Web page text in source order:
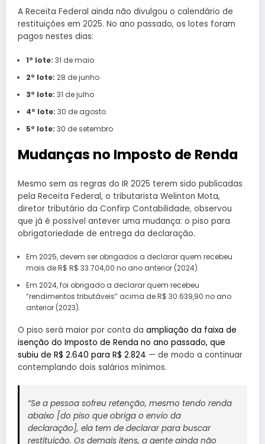
A Receita Federal ainda não divulgou o calendário de
restituições em 2025. No ano passado, os lotes foram
pagos nestes dias:
1º lote: 31 de maio
2º lote: 28 de junho
3º lote: 31 de julho
4º lote: 30 de agosto
5º lote: 30 de setembro
Mudanças no Imposto de Renda
Mesmo sem as regras do IR 2025 terem sido publicadas
pela Receita Federal, o tributarista Welinton Mota,
diretor tributário da Confirp Contabilidade, observou
que já é possível antever uma mudança: o piso para
obrigatoriedade de entrega da declaração.
Em 2025, devem ser obrigados a declarar quem recebeu
mais de R$ R$ 33.704,00 no ano anterior (2024).
Em 2024, foi obrigado a declarar quem recebeu
“rendimentos tributáveis” acima de R$ 30.639,90 no ano
anterior (2023).
O piso será maior por conta da ampliação da faixa de
isenção do Imposto de Renda no ano passado, que
subiu de R$ 2.640 para R$ 2.824 — de modo a continuar
contemplando dois salários mínimos.
“Se a pessoa sofreu retenção, mesmo tendo renda
abaixo [do piso que obriga o envio da
declaração], ela tem de declarar para buscar
restituição. Os demais itens, a gente ainda não